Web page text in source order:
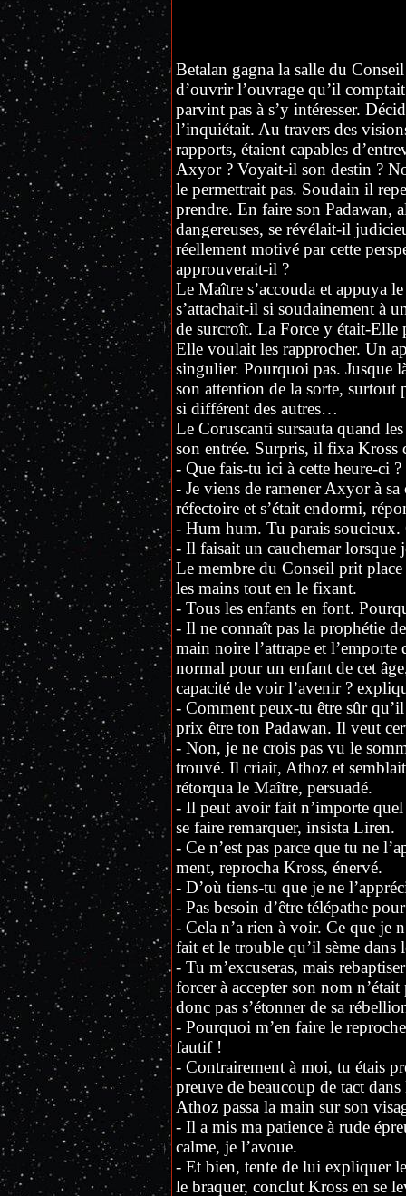
Betalan gagna la salle du
d’ouvrir l’ouvrage qu’il
parvint pas à s’y intéresser.
l’inquiétait. Au travers des
rapports, étaient capables
Axyor ? Voyait-il son destin ?
le permettrait pas. Soudain il
prendre. En faire son Padawan,
dangereuses, se révélait-il
réellement motivé par cette
approuverait-il ?
Le Maître s’accouda et appuya
s’attachait-il si soudainement à
de surcroît. La Force y était-Elle
Elle voulait les rapprocher. Un
singulier. Pourquoi pas. Jusque
son attention de la sorte, surtout
si différent des autres…
Le Coruscanti sursauta quand
son entrée. Surpris, il fixa Kross
- Que fais-tu ici à cette heure-ci ?
- Je viens de ramener Axyor à
réfectoire et s’était endormi,
- Hum hum. Tu parais soucieux.
- Il faisait un cauchemar lorsque
Le membre du Conseil prit
les mains tout en le fixant.
- Tous les enfants en font.
- Il ne connaît pas la prophétie
main noire l’attrape et l’emporte
normal pour un enfant de cet
capacité de voir l’avenir ?
- Comment peux-tu être sûr
prix être ton Padawan. Il veut
- Non, je ne crois pas vu le
trouvé. Il criait, Athoz et
rétorqua le Maître, persuadé.
- Il peut avoir fait n’importe quel
se faire remarquer, insista Liren.
- Ce n’est pas parce que tu ne
ment, reprocha Kross, énervé.
- D’où tiens-tu que je ne
- Pas besoin d’être télépathe
- Cela n’a rien à voir. Ce que je
fait et le trouble qu’il sème dans
- Tu m’excuseras, mais
forcer à accepter son nom
donc pas s’étonner de sa
- Pourquoi m’en faire le
fautif !
- Contrairement à moi, tu étais
preuve de beaucoup de tact
Athoz passa la main sur son
- Il a mis ma patience à rude
calme, je l’avoue.
- Et bien, tente de lui expliquer
le braquer, conclut Kross en se